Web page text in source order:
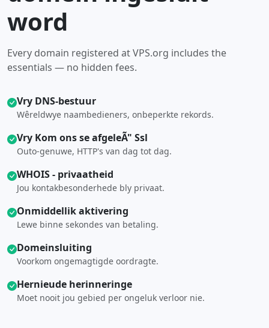
word
Every domain registered at VPS.org includes the
essentials — no hidden fees.
Vry DNS-bestuur
Wêreldwye naambedieners, onbeperkte rekords.
Vry Kom ons se afgeleÃ" Ssl
Outo-genuwe, HTTP's van dag tot dag.
WHOIS - privaatheid
Jou kontakbesonderhede bly privaat.
Onmiddellik aktivering
Lewe binne sekondes van betaling.
Domeinsluiting
Voorkom ongemagtigde oordragte.
Hernieude herinneringe
Moet nooit jou gebied per ongeluk verloor nie.